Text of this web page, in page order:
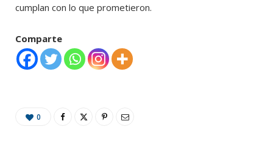
cumplan con lo que prometieron.
Comparte
0